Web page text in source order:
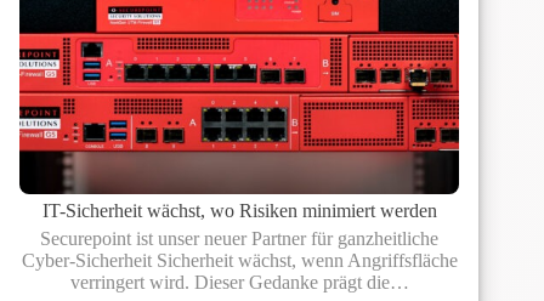
IT-Sicherheit wächst, wo Risiken minimiert werden
Securepoint ist unser neuer Partner für ganzheitliche
Cyber-Sicherheit Sicherheit wächst, wenn Angriffsfläche
verringert wird. Dieser Gedanke prägt die…